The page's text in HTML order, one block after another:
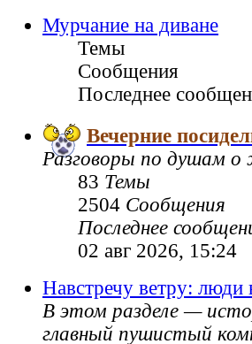
Мурчание на диване
Темы
Сообщения
Последнее
Вечерние
Разговоры по душам
83 Темы
2504 Сообщения
Последнее
02 авг 2026, 15:24
Навстречу ветру:
В этом разделе —
главный пушистый